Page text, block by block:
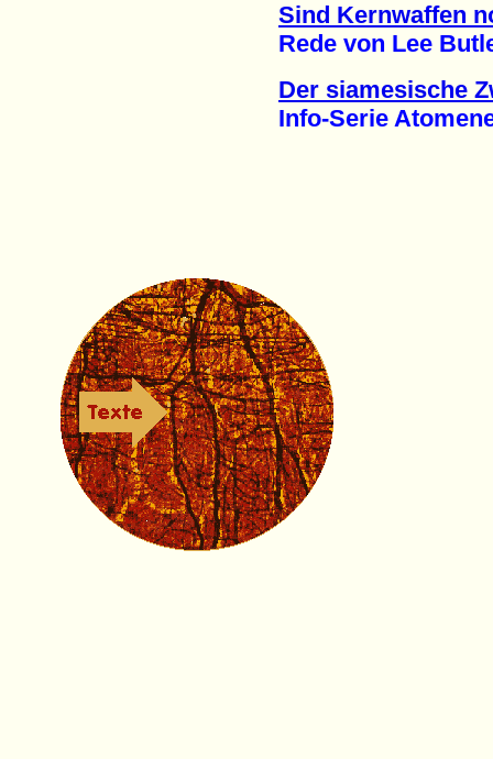
Sind Kernwaffen
Rede von Lee
Der siamesische
Info-Serie